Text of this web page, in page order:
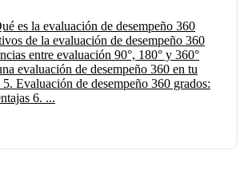
es la evaluación de desempeño 360
de la evaluación de desempeño 360
entre evaluación 90°, 180° y 360°
evaluación de desempeño 360 en tu
5. Evaluación de desempeño 360 grados:
6. ...